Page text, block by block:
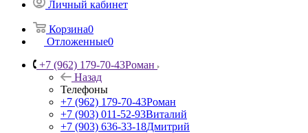
Личный кабинет
Корзина0
Отложенные0
+7 (962) 179-70-43Роман
Назад
Телефоны
+7 (962) 179-70-43Роман
+7 (903) 011-52-93Виталий
+7 (903) 636-33-18Дмитрий